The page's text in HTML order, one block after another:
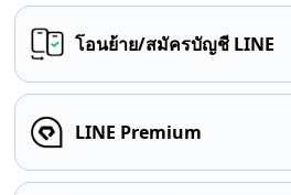
โอนย้าย/สมัครบัญชี LINE
LINE Premium